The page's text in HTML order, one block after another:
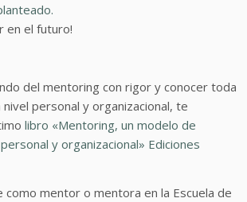
en el futuro!
del mentoring con rigor y conocer toda
personal y organizacional, te
libro «Mentoring, un modelo de
y organizacional» Ediciones
mentor o mentora en la Escuela de